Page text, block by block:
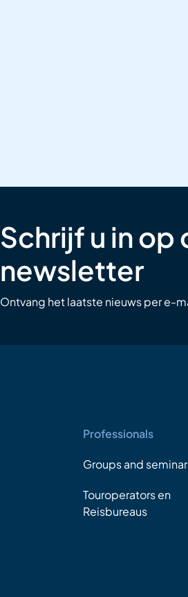
Schrijf u in op
newsletter
Ontvang het laatste nieuws per e-
Professionals
Groups and
Touroperators en
Reisbureaus